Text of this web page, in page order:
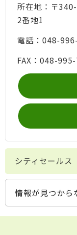
所在地：〒
2番地1
電話：048-
FAX：048-
シティセールス
情報が見つから